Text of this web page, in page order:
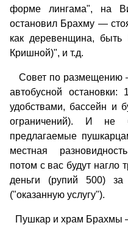
форме лингама", на
остановил Брахму —
как деревенщина, быть
Кришной)", и т.д.
Совет по размещению
автобусной
удобствами, бассейн и
ограничений). И не
предлагаемые
местная
потом с вас будут нагло
деньги (рупий 500)
("оказанную услугу").
Пушкар и храм Брахмы